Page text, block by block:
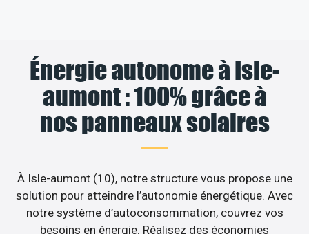
Énergie autonome à Isle-
aumont : 100% grâce à
nos panneaux solaires
À Isle-aumont (10), notre structure vous propose une
solution pour atteindre l’autonomie énergétique. Avec
notre système d’autoconsommation, couvrez vos
besoins en énergie. Réalisez des économies